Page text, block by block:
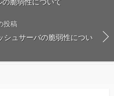
投稿
シュサーバの脆弱性につい